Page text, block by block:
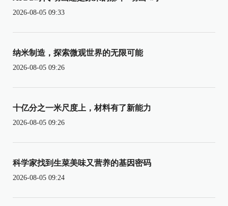
2026-08-05 09:33
纳米制造，探索微观世界的无限可能
2026-08-05 09:26
十亿分之一米尺度上，材料有了新能力
2026-08-05 09:26
科学家找到生菜美味又营养的基因密码
2026-08-05 09:24